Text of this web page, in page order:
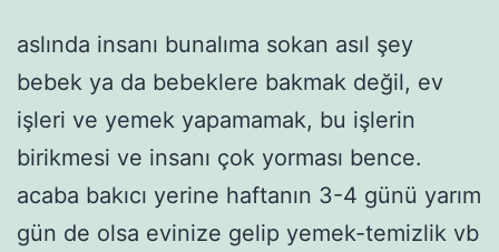
aslında insanı bunalıma sokan asıl şey
bebek ya da bebeklere bakmak değil, ev
işleri ve yemek yapamamak, bu işlerin
birikmesi ve insanı çok yorması bence.
acaba bakıcı yerine haftanın 3-4 günü yarım
gün de olsa evinize gelip yemek-temizlik vb